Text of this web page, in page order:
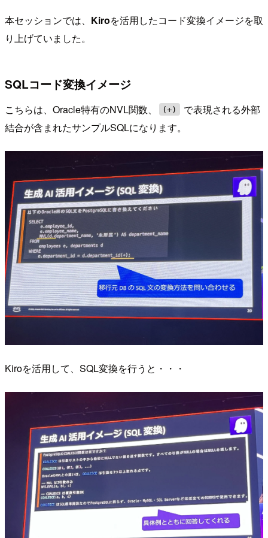
本セッションでは、 Kiroを活用したコード変換イメージを取
り上げていました。
SQLコード変換イメージ
こちらは、Oracle特有のNVL関数、 (+)
で表現される外部
結合が含まれたサンプルSQLになります。
Kiroを活用して、SQL変換を行うと・・・